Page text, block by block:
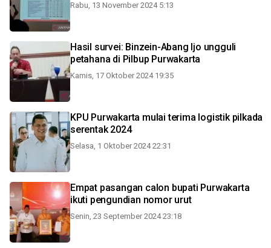
Rabu, 13 November 2024 5:13
Hasil survei: Binzein-Abang Ijo ungguli
petahana di Pilbup Purwakarta
Kamis, 17 Oktober 2024 19:35
KPU Purwakarta mulai terima logistik pilkada
serentak 2024
Selasa, 1 Oktober 2024 22:31
Empat pasangan calon bupati Purwakarta
ikuti pengundian nomor urut
Senin, 23 September 2024 23:18